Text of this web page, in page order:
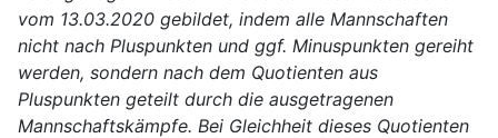
vom 13.03.2020 gebildet, indem alle Mannschaften
nicht nach Pluspunkten und ggf. Minuspunkten gereiht
werden, sondern nach dem Quotienten aus
Pluspunkten geteilt durch die ausgetragenen
Mannschaftskämpfe. Bei Gleichheit dieses Quotienten